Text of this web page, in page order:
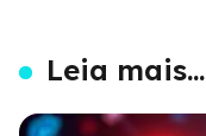
Leia mais...